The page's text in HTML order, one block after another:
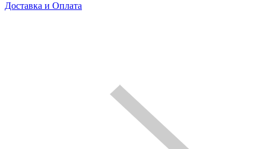
Доставка и Оплата